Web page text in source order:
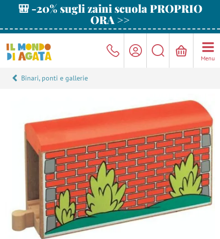
🎒 -20% sugli zaini scuola PROPRIO
ORA >>
Menu
Binari, ponti e gallerie